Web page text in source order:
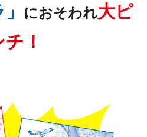
におそわれ大ピ
チ！